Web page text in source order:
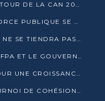
AGL MOBILISE L’AFRIQUE AUTOUR DE LA CAN 2025
PRÉSIDENTIELLE 2026 : LA FORCE PUBLIQUE SE PRÉPARE À SÉCURISER LE SCRUTIN
LE SPECTACLE FORFAIT RIRE NE SE TIENDRA PAS LE 1ER JANVIER
SANTÉ REPRODUCTIVE : L’UNFPA ET LE GOUVERNEMENT AFFINENT LES PRIORITÉS DE 2026
PLUS DE 13 MILLIONS USD POUR UNE CROISSANCE VERTE ET SOUVERAINE
CONGO–HAND-BALL : LE TOURNOI DE COHÉSION ET DE FRATERNITÉ ALLUME SES LAMPIONS À BRAZZAVILLE